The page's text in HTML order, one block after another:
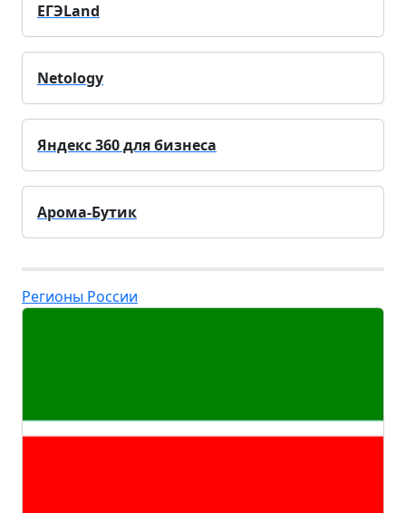
ЕГЭLand
Netology
Яндекс 360 для бизнеса
Арома-Бутик
Регионы России